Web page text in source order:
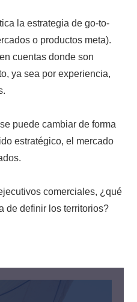
la estrategia de go-to-
o productos meta).
cuentas donde son
ya sea por experiencia,
puede cambiar de forma
estratégico, el mercado
comerciales, ¿qué
de definir los territorios?